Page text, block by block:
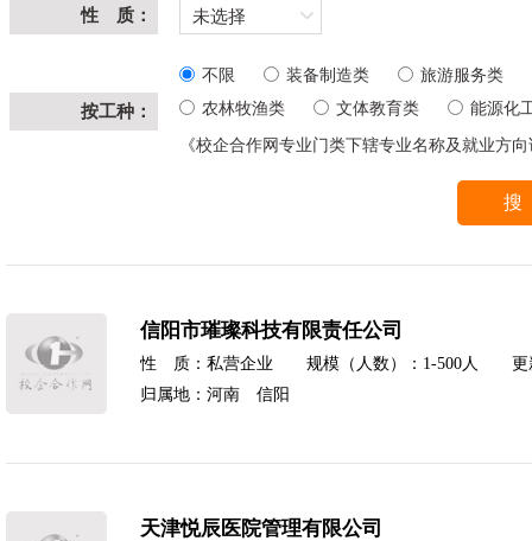
性 质：
按工种：
不限 装备制造类
旅游服务类
农林牧渔类
文体教育类 能源化
《校企合作网专业门类下辖专业名称及就业方
信阳市璀璨科技有限责任公司
性 质：私营企业 规模（人数）：1-500人 更
归属地：河南 信阳
天津悦辰医院管理有限公司